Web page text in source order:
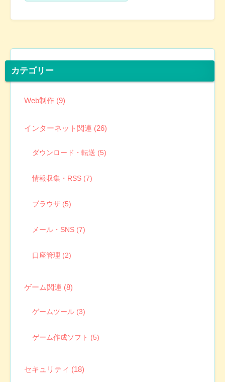
カテゴリー
Web制作 (9)
インターネット関連 (26)
ダウンロード・転送 (5)
情報収集・RSS (7)
ブラウザ (5)
メール・SNS (7)
口座管理 (2)
ゲーム関連 (8)
ゲームツール (3)
ゲーム作成ソフト (5)
セキュリティ (18)